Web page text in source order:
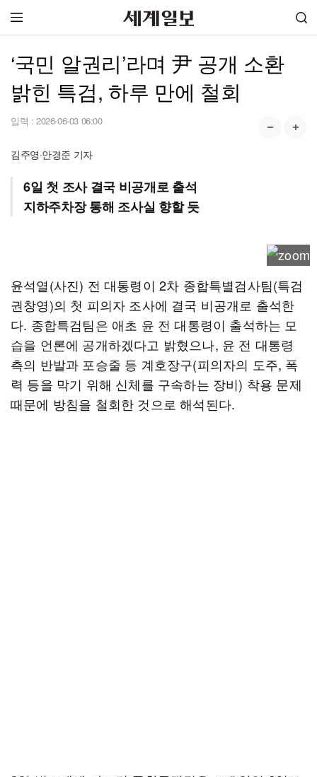
‘국민 알권리’라며 尹 공개 소환
밝힌 특검, 하루 만에 철회
입력 : 2026-06-03 06:00
김주영·안경준 기자
6일 첫 조사 결국 비공개로 출석
지하주차장 통해 조사실 향할 듯
윤석열(사진) 전 대통령이 2차 종합특별검사팀(특검
권창영)의 첫 피의자 조사에 결국 비공개로 출석한
다. 종합특검팀은 애초 윤 전 대통령이 출석하는 모
습을 언론에 공개하겠다고 밝혔으나, 윤 전 대통령
측의 반발과 포승줄 등 계호장구(피의자의 도주, 폭
력 등을 막기 위해 신체를 구속하는 장비) 착용 문제
때문에 방침을 철회한 것으로 해석된다.